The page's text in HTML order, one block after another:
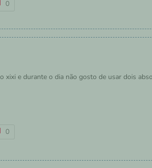
0
xixi e durante o dia não gosto de usar dois
0